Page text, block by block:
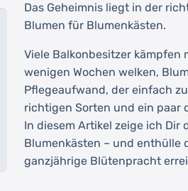
Das Geheimnis liegt in der
Blumen für Blumenkästen.
Viele Balkonbesitzer kämpfen
wenigen Wochen welken,
Pflegeaufwand, der einfach
richtigen Sorten und ein paar
In diesem Artikel zeige ich
Blumenkästen – und enthülle
ganzjährige Blütenpracht